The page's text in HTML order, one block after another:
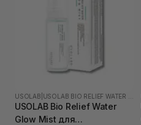
USOLAB
USOLAB Bio Relief Water
Glow Mist для